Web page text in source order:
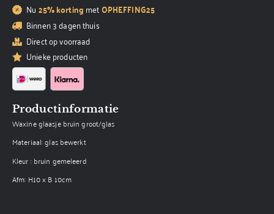
Nu 25% korting metOPHEFFING25
Binnen 3 dagen thuis
Direct op voorraad
Unieke producten
Productinformatie
Waxine glaasje bruin groot/glas
Materiaal: glas bewerkt
Kleur : bruin gemeleerd
Afm: H10 x B 10cm